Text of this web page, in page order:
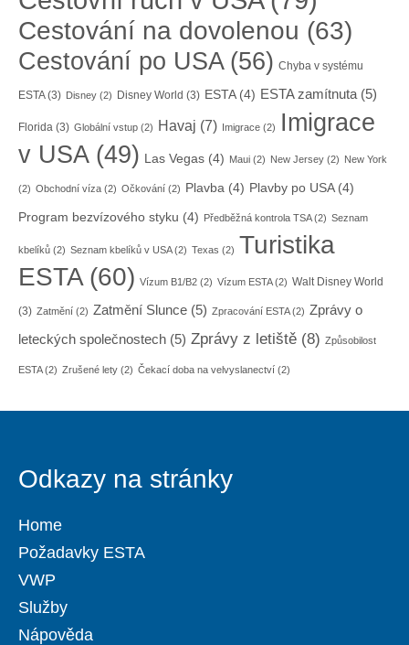
Cestování na dovolenou (63)
Cestování po USA(56) Chyba v systému
ESTA(3) Disney (2) Disney World (3) ESTA(4) ESTA zamítnuta (5)
Florida (3) Globální vstup (2) Havaj (7) Imigrace (2)
Imigrace
v USA(49) Las Vegas (4) Maui (2) New Jersey (2) New York
(2) Obchodní víza (2) Očkování (2) Plavba (4) Plavby po USA(4)
Program bezvízového styku (4) Předběžná kontrola TSA(2) Seznam
kbelíků (2) Seznam kbelíků v USA(2) Texas (2) Turistika
ESTA(60) Vízum B1/B2 (2) Vízum ESTA(2) Walt Disney World
(3) Zatmění (2) Zatmění Slunce (5) Zpracování ESTA(2) Zprávy o
leteckých společnostech (5) Zprávy z letiště (8) Způsobilost
ESTA(2) Zrušené lety (2) Čekací doba na velvyslanectví (2)
Odkazy na stránky
Home
Požadavky ESTA
VWP
Služby
Nápověda